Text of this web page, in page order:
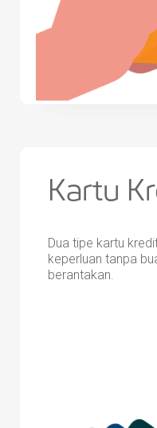
Kartu
Dua tipe kartu
keperluan tanpa
berantakan.